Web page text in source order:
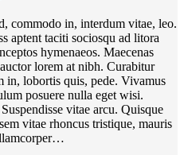
commodo in, interdum vitae, leo.
aptent taciti sociosqu ad litora
hymenaeos. Maecenas
lorem at nibh. Curabitur
in, lobortis quis, pede. Vivamus
posuere nulla eget wisi.
vitae arcu. Quisque
vitae rhoncus tristique, mauris